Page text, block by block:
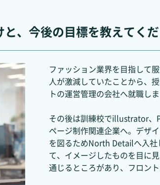
、今後の目標を教えてくだ
ファッション業界を目指して
人が激減していたことから、
トの運営管理の会社へ就職しま
その後は訓練校でillustrator、
ページ制作関連企業へ。デザ
を図るためNorth Detailへ入社
て、イメージしたものを目に
通じるところがあり、フロン